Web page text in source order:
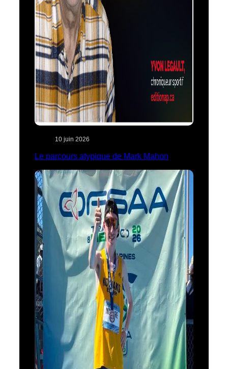
10 juin 2026
Le parcours atypique de Mark Mahon